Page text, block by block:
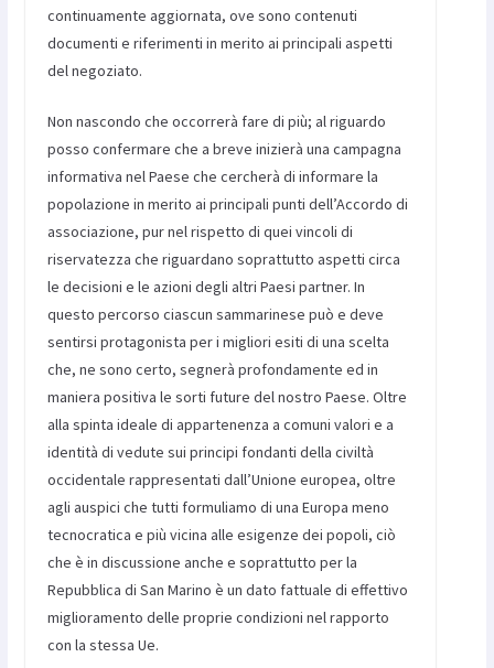
continuamente aggiornata, ove sono contenuti
documenti e riferimenti in merito ai principali aspetti
del negoziato.
Non nascondo che occorrerà fare di più; al riguardo
posso confermare che a breve inizierà una campagna
informativa nel Paese che cercherà di informare la
popolazione in merito ai principali punti dell’Accordo di
associazione, pur nel rispetto di quei vincoli di
riservatezza che riguardano soprattutto aspetti circa
le decisioni e le azioni degli altri Paesi partner. In
questo percorso ciascun sammarinese può e deve
sentirsi protagonista per i migliori esiti di una scelta
che, ne sono certo, segnerà profondamente ed in
maniera positiva le sorti future del nostro Paese. Oltre
alla spinta ideale di appartenenza a comuni valori e a
identità di vedute sui principi fondanti della civiltà
occidentale rappresentati dall’Unione europea, oltre
agli auspici che tutti formuliamo di una Europa meno
tecnocratica e più vicina alle esigenze dei popoli, ciò
che è in discussione anche e soprattutto per la
Repubblica di San Marino è un dato fattuale di effettivo
miglioramento delle proprie condizioni nel rapporto
con la stessa Ue.